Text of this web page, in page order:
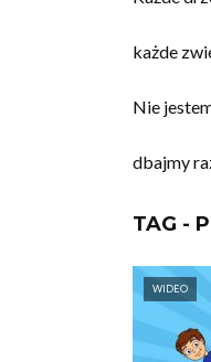
każde
Nie
dbajmy
TAG -
WIDEO